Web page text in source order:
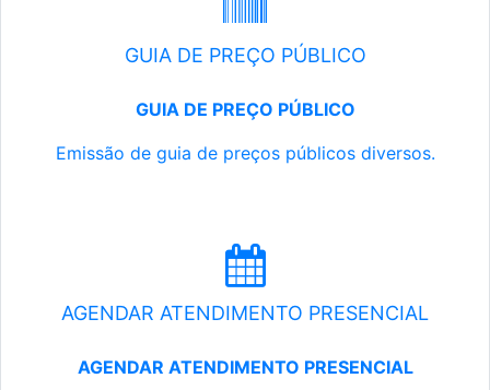
GUIA DE PREÇO PÚBLICO
GUIA DE PREÇO PÚBLICO
Emissão de guia de preços públicos diversos.
AGENDAR ATENDIMENTO PRESENCIAL
AGENDAR ATENDIMENTO PRESENCIAL